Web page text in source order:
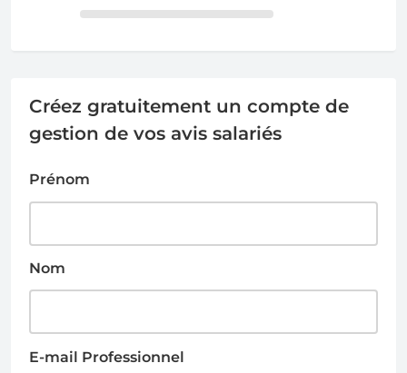
Créez gratuitement un compte de
gestion de vos avis salariés
Prénom
Nom
E-mail Professionnel